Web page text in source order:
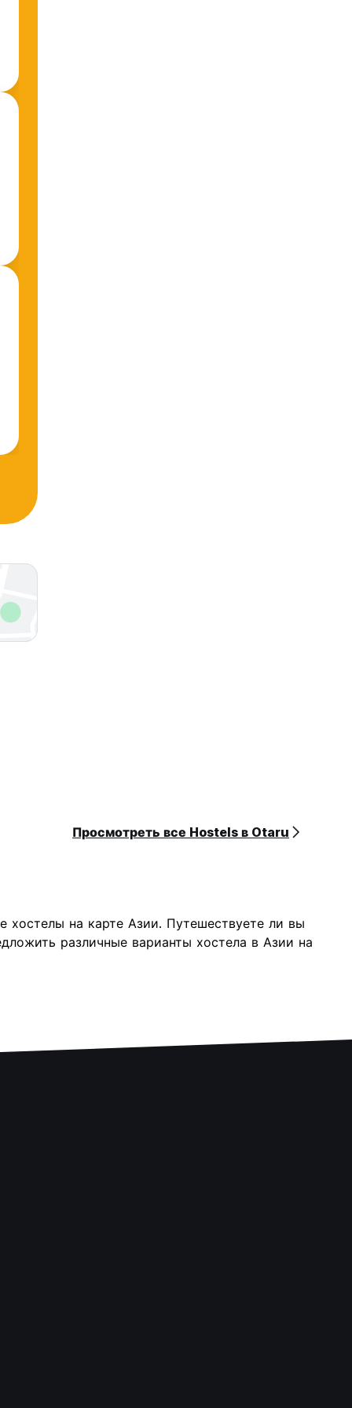
Просмотреть все Hostels в Otaru
хостелы на карте Азии. Путешествуете ли вы
различные варианты хостела в Азии на